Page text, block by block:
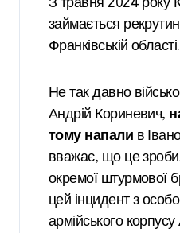
З травня 2024 року
займається
Франківській області.
Не так давно
Андрій Кориневич,
тому напали в
вважає, що це
окремої штурмової
цей інцидент з
армійського